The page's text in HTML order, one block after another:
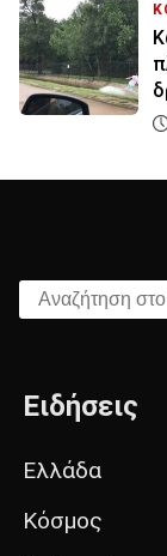
Αναζήτηση στο
Ειδήσεις
Ελλάδα
Κόσμος